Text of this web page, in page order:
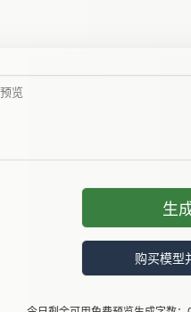
生
购买模型